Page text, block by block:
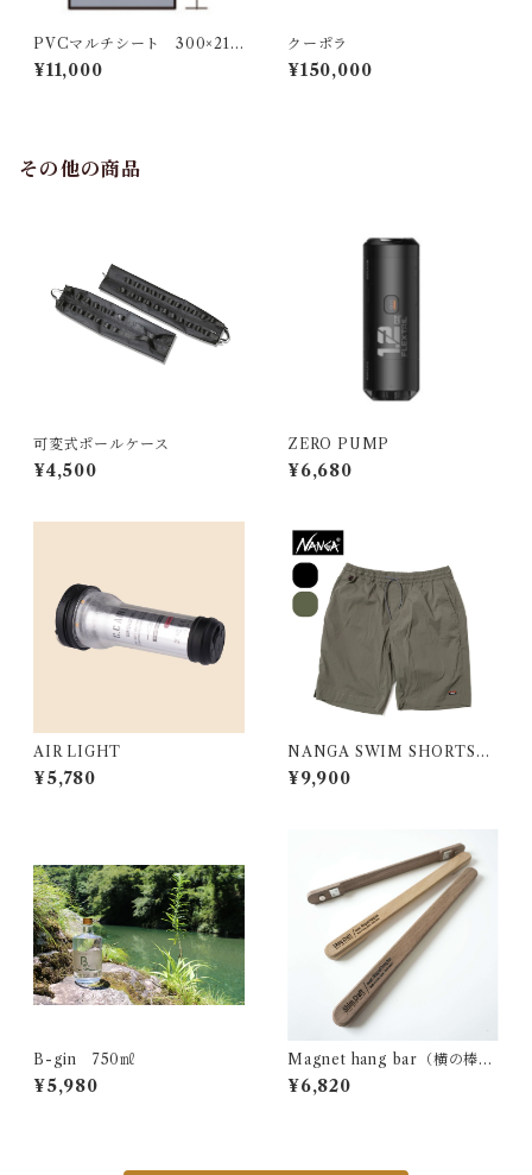
PVCマルチシート 300×210
アポロン
¥11,000
クーポラ
¥150,000
その他の商品
可変式ポールケース
¥4,500
ZERO PUMP
¥6,680
AIR LIGHT
¥5,780
NANGA SWIM SHORTS／
ナンガ スイムショーツ
¥9,900
B-gin 750㎖
¥5,980
Magnet hang bar（横の棒）
SC25 ウォルナット
¥6,820